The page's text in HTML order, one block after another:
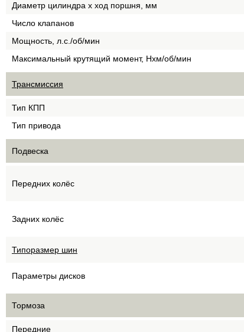
Диаметр цилиндра х ход поршня, мм
Число клапанов
Мощность, л.с./об/мин
Максимальный крутящий момент, Нхм/об/мин
Трансмиссия
Тип КПП
Тип привода
Подвеска
Передних колёс
Задних колёс
Типоразмер шин
Параметры дисков
Тормоза
Передние